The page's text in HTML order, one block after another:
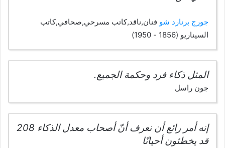
جورج برنارد شو فنان,ناقد,كاتب مسرحي,صحافي,كاتب
السيناريو (1856 - 1950)
المثل ذكاء فرد وحكمة الجميع.
جون راسل
إنه أمر رائع أن نعرف أنّ أصحاب معدل الذكاء 208
قد يخطئون أحيانًا